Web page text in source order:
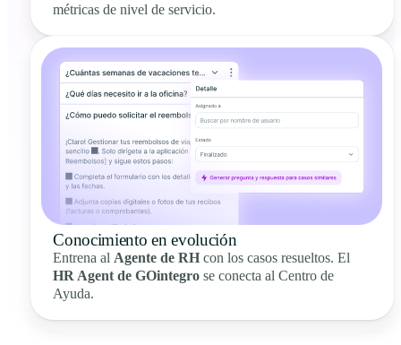
métricas de nivel de servicio.
Conocimiento en evolución
Entrena al Agente de RH con los casos resueltos. El
HR Agent de GOintegro se conecta al Centro de
Ayuda.